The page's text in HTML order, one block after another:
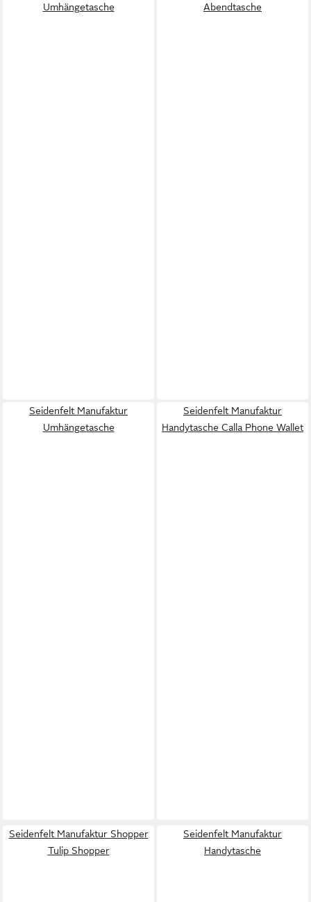
Umhängetasche
Abendtasche
Seidenfelt Manufaktur
Umhängetasche
Seidenfelt Manufaktur
Handytasche Calla Phone Wallet
Seidenfelt Manufaktur Shopper
Tulip Shopper
Seidenfelt Manufaktur
Handytasche